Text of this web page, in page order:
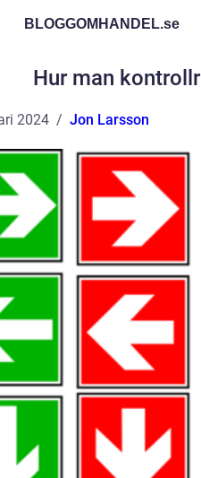
BLOGGOMHANDEL.se
Hur man
2024 Jon Larsson